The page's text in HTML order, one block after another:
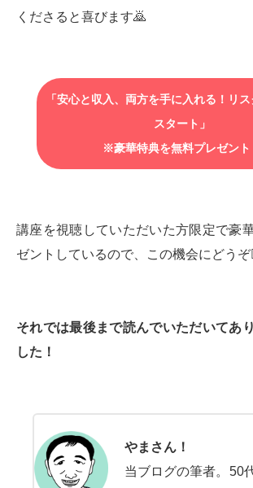
くださると喜びます🙇‍
「安心と収入、両方を手に入れる！リ
スタート」
※豪華特典を無料プレゼント
講座を視聴していただいた方限定で豪
ゼントしているので、この機会にどうぞ
それでは最後まで読んでいただいてあ
した！
やまさん！
当ブログの筆者。50